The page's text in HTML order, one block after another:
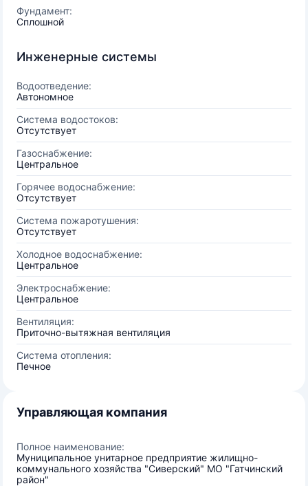
Фундамент:
Сплошной
Инженерные системы
Водоотведение:
Автономное
Система водостоков:
Отсутствует
Газоснабжение:
Центральное
Горячее водоснабжение:
Отсутствует
Система пожаротушения:
Отсутствует
Холодное водоснабжение:
Центральное
Электроснабжение:
Центральное
Вентиляция:
Приточно-вытяжная вентиляция
Система отопления:
Печное
Управляющая компания
Полное наименование:
Муниципальное унитарное предприятие жилищно-
коммунального хозяйства "Сиверский" МО "Гатчинский
район"